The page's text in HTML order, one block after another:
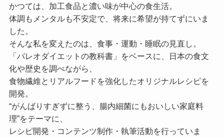
かつては、加工食品と濃い味が中心の食生活。
体調もメンタルも不安定で、将来に希望が持てずにいま
した。
そんな私を変えたのは、食事・運動・睡眠の見直し。
「パレオダイエットの教科書」をベースに、日本の食文
化や歴史を調べながら、
食物繊維とリアルフードを強化したオリジナルレシピを
開発。
“がんばりすぎずに整う、腸内細菌にもおいしい家庭料
理”をテーマに、
レシピ開発・コンテンツ制作・執筆活動を行っていま